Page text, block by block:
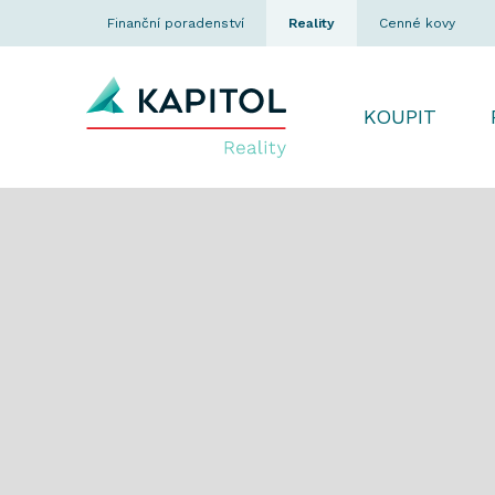
Finanční poradenství Reality Cenné kovy
KOUPIT